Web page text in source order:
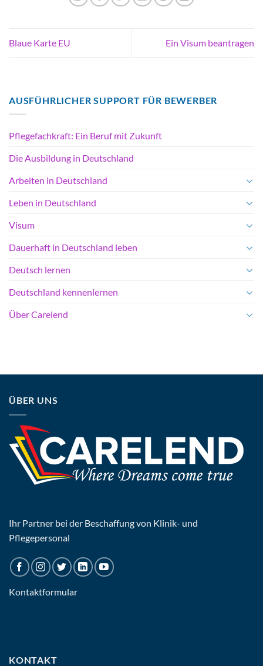
Blaue Karte EU Ein Visum beantragen
AUSFÜHRLICHER SUPPORT FÜR BEWERBER
Pflegefachkraft: Ein Beruf mit Zukunft
Die Ausbildung in Deutschland
Arbeiten in Deutschland
Leben in Deutschland
Visum
Dauerhaft in Deutschland leben
Deutsch lernen
Deutschland kennenlernen
Über Carelend
ÜBER UNS
Ihr Partner bei der Beschaffung von Klinik- und
Pflegepersonal
Kontaktformular
KONTAKT